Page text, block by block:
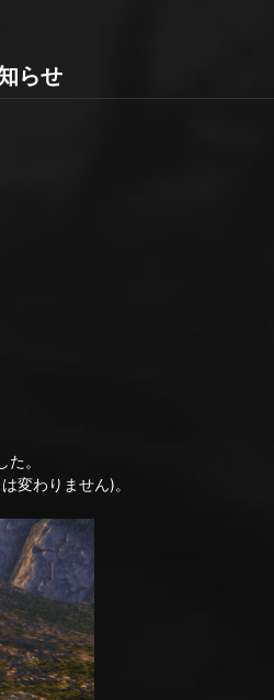
らせ
。
変わりません)。